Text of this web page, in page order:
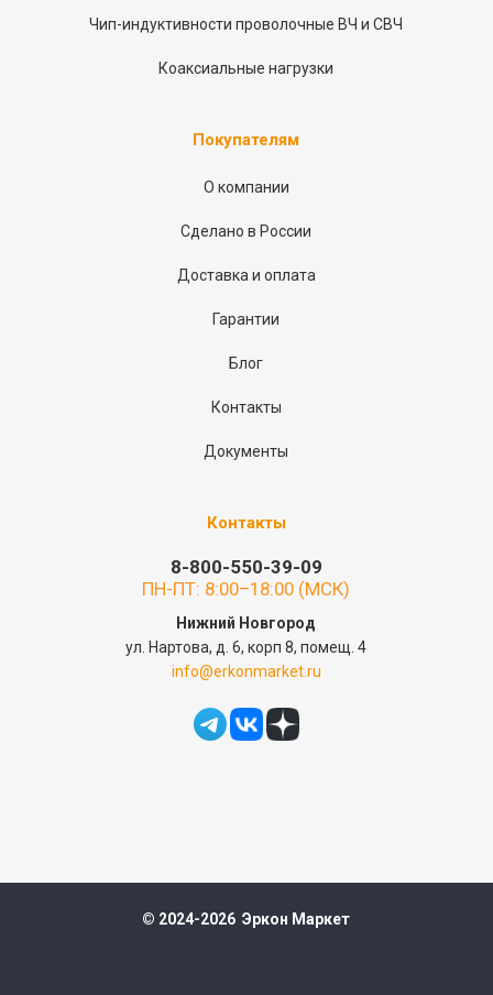
Чип-индуктивности проволочные ВЧ и СВЧ
Коаксиальные нагрузки
Покупателям
О компании
Сделано в России
Доставка и оплата
Гарантии
Блог
Контакты
Документы
Контакты
8-800-550-39-09
ПН-ПТ: 8:00–18:00 (МСК)
Нижний Новгород
ул. Нартова, д. 6, корп 8, помещ. 4
info@erkonmarket.ru
© 2024-2026 Эркон Маркет